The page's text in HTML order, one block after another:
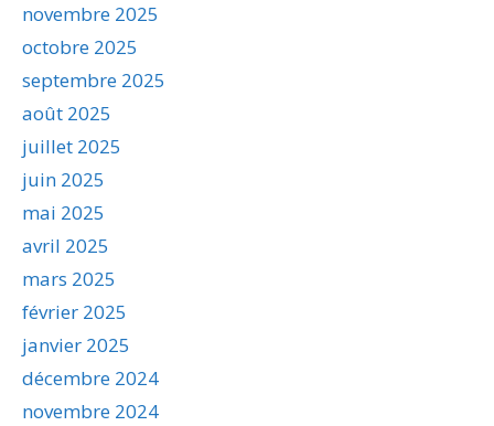
novembre 2025
octobre 2025
septembre 2025
août 2025
juillet 2025
juin 2025
mai 2025
avril 2025
mars 2025
février 2025
janvier 2025
décembre 2024
novembre 2024